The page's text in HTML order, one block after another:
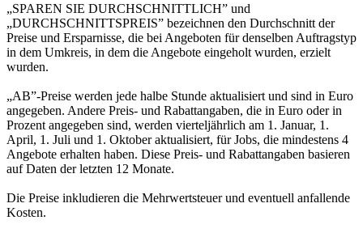
„SPAREN SIE DURCHSCHNITTLICH” und
„DURCHSCHNITTSPREIS” bezeichnen den Durchschnitt der
Preise und Ersparnisse, die bei Angeboten für denselben Auftragstyp
in dem Umkreis, in dem die Angebote eingeholt wurden, erzielt
wurden.
„AB”-Preise werden jede halbe Stunde aktualisiert und sind in Euro
angegeben. Andere Preis- und Rabattangaben, die in Euro oder in
Prozent angegeben sind, werden vierteljährlich am 1. Januar, 1.
April, 1. Juli und 1. Oktober aktualisiert, für Jobs, die mindestens 4
Angebote erhalten haben. Diese Preis- und Rabattangaben basieren
auf Daten der letzten 12 Monate.
Die Preise inkludieren die Mehrwertsteuer und eventuell anfallende
Kosten.